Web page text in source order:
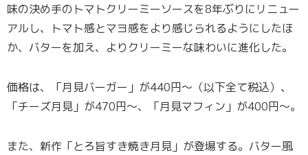
味の決め手のトマトクリーミーソースを8年ぶりにリニュー
アルし、トマト感とマヨ感をより感じられるようにしたほ
か、バターを加え、よりクリーミーな味わいに進化した。
価格は、「月見バーガー」が440円～（以下全て税込）、
「チーズ月見」が470円～、「月見マフィン」が400円～。
また、新作「とろ旨すき焼き月見」が登場する。バター風